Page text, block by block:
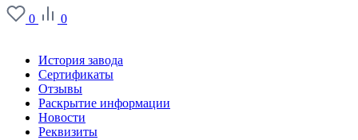
0
0
История завода
Сертификаты
Отзывы
Раскрытие информации
Новости
Реквизиты